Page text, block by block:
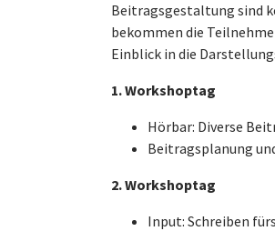
Beitragsgestaltung sind
bekommen die
Einblick in die
1. Workshoptag
Hörbar: Diverse
Beitragsplanung
2. Workshoptag
Input: Schreiben